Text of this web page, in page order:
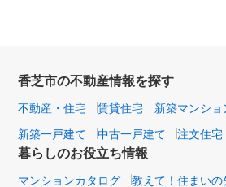
香芝市の不動産情報を探す
不動産・住宅 賃貸住宅 新築マンショ
新築一戸建て
中古一戸建て 注文住宅
暮らしのお役立ち情報
マンションカタログ 教えて！住まいの